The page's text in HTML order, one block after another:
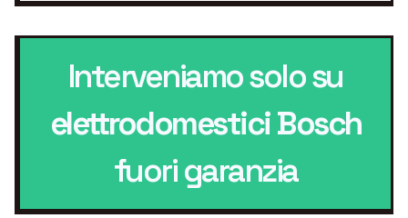
Interveniamo solo su
elettrodomestici Bosch
fuori garanzia